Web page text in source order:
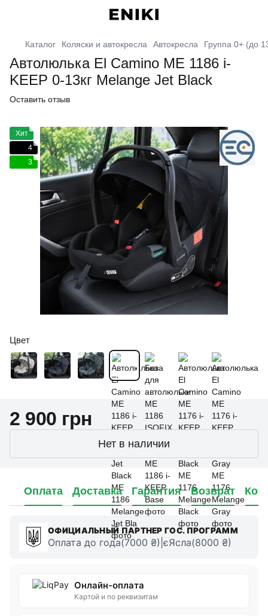
Каталог Коляски и автокресла Автокресла Группа 0+ (до
Автолюлька El Camino ME 1186 i-
KEEP 0-13кг Melange Jet Black
Оставить отзыв
Хит
4
3
Цвет
2 900 грн
Нет в наличии
Оплата Доставка Гарантия Возврат
ОФИЦИАЛЬНЫЙ ПАРТНЕР ГОС. ПРОГРАММ
Оплата до года(7000 ₴)|єЯсла(8000 ₴)
Онлайн-оплата
Картой и по реквизитам